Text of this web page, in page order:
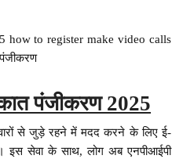
how to register make video calls
पंजीकरण 2025
से जुड़े रहने में मदद करने के लिए ई-
सेवा के साथ, लोग अब एनपीआईपी